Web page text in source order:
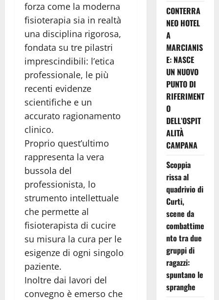
forza come la moderna
fisioterapia sia in realtà
una disciplina rigorosa,
fondata su tre pilastri
imprescindibili: l’etica
professionale, le più
recenti evidenze
scientifiche e un
accurato ragionamento
clinico.
Proprio quest’ultimo
rappresenta la vera
bussola del
professionista, lo
strumento intellettuale
che permette al
fisioterapista di cucire
su misura la cura per le
esigenze di ogni singolo
paziente.
Inoltre dai lavori del
convegno è emerso che
CONTERRA
NEO HOTEL
A
MARCIANIS
E: NASCE
UN NUOVO
PUNTO DI
RIFERIMENT
O
DELL’OSPIT
ALITÀ
CAMPANA
Scoppia
rissa al
quadrivio di
Curti,
scene da
combattime
nto tra due
gruppi di
ragazzi:
spuntano le
spranghe